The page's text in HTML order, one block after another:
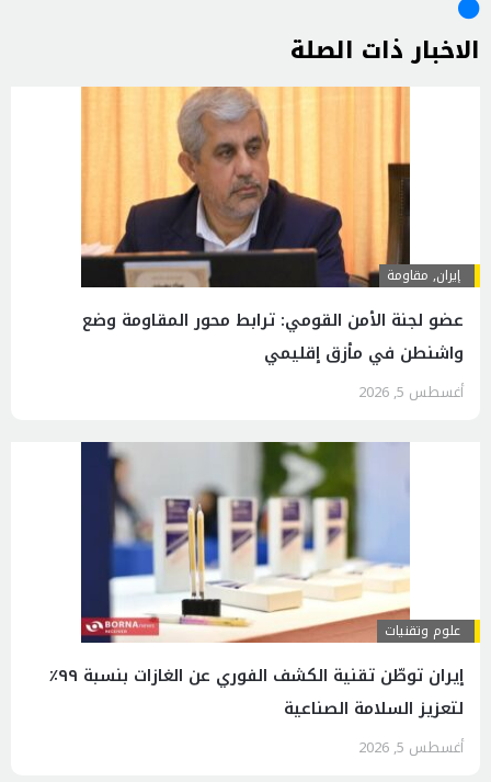
الاخبار ذات الصلة
إيران, مقاومة
عضو لجنة الأمن القومي: ترابط محور المقاومة وضع
واشنطن في مأزق إقليمي
أغسطس 5, 2026
علوم وتقنيات
إيران توطّن تقنية الكشف الفوري عن الغازات بنسبة ٩٩٪
لتعزيز السلامة الصناعية
أغسطس 5, 2026